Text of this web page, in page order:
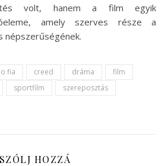
volt, hanem a film egyik
amely szerves része a
népszerűségének.
fia creed dráma
film
sportfilm
szereposztás
SZÓLJ HOZZÁ